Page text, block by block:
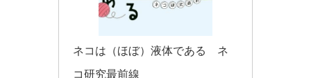
ネコは（ほぼ）液体である　ネ
コ研究最前線